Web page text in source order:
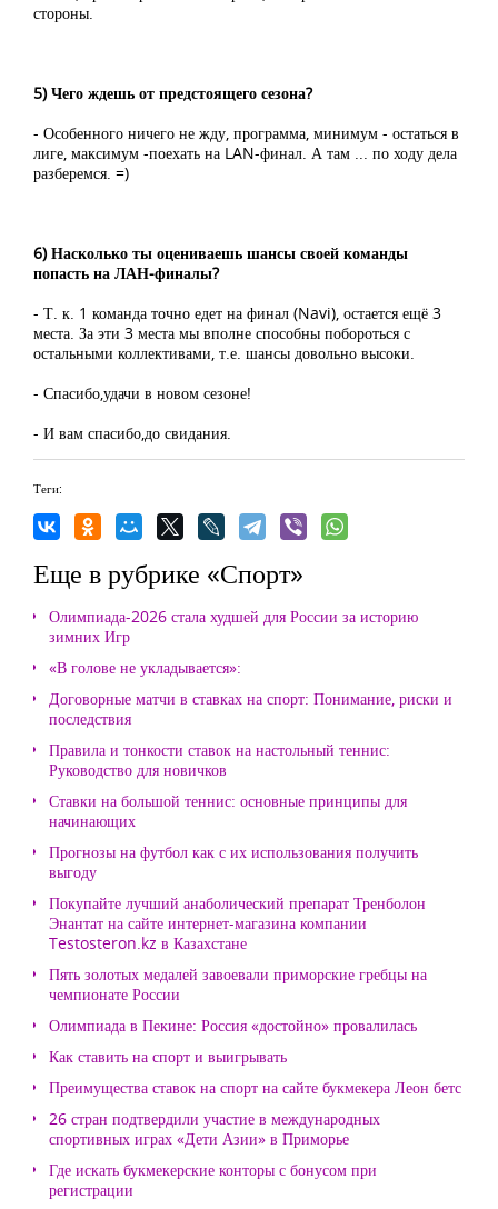
стороны.
5) Чего ждешь от предстоящего сезона?
- Особенного ничего не жду, программа, минимум - остаться в
лиге, максимум -поехать на LAN-финал. А там ... по ходу дела
разберемся. =)
6) Насколько ты оцениваешь шансы своей команды
попасть на ЛАН-финалы?
- Т. к. 1 команда точно едет на финал (Navi), остается ещё 3
места. За эти 3 места мы вполне способны побороться с
остальными коллективами, т.е. шансы довольно высоки.
- Спасибо,удачи в новом сезоне!
- И вам спасибо,до свидания.
Теги:
Еще в рубрике «Спорт»
Олимпиада-2026 стала худшей для России за историю
зимних Игр
«В голове не укладывается»:
Договорные матчи в ставках на спорт: Понимание, риски и
последствия
Правила и тонкости ставок на настольный теннис:
Руководство для новичков
Ставки на большой теннис: основные принципы для
начинающих
Прогнозы на футбол как с их использования получить
выгоду
Покупайте лучший анаболический препарат Тренболон
Энантат на сайте интернет-магазина компании
Testosteron.kz в Казахстане
Пять золотых медалей завоевали приморские гребцы на
чемпионате России
Олимпиада в Пекине: Россия «достойно» провалилась
Как ставить на спорт и выигрывать
Преимущества ставок на спорт на сайте букмекера Леон бетс
26 стран подтвердили участие в международных
спортивных играх «Дети Азии» в Приморье
Где искать букмекерские конторы с бонусом при
регистрации